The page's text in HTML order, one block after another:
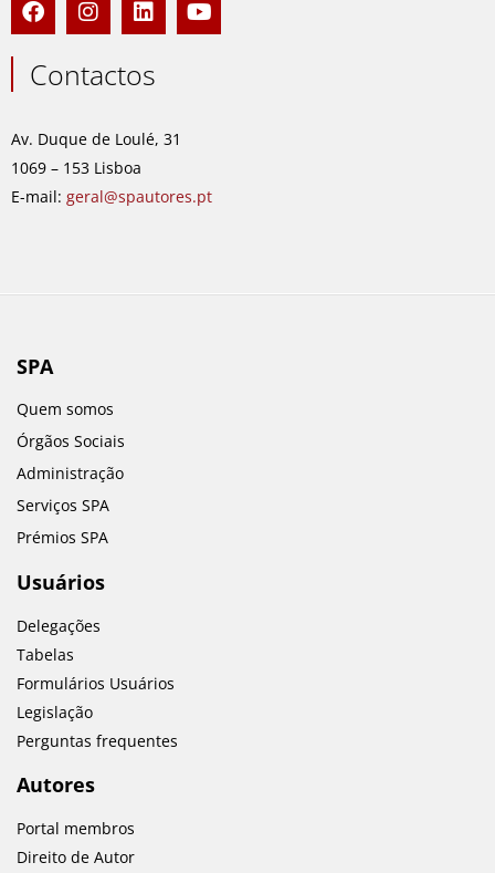
a
c
e
b
o
k
n
s
t
a
r
a
m
i
n
k
e
i
n
o
u
Contactos
Av. Duque de Loulé, 31
1069 – 153 Lisboa
E-mail: geral@spautores.pt
SPA
Quem somos
Órgãos Sociais
Administração
Serviços SPA
Prémios SPA
Usuários
Delegações
Tabelas
Formulários Usuários
Legislação
Perguntas frequentes
Autores
Portal membros
Direito de Autor